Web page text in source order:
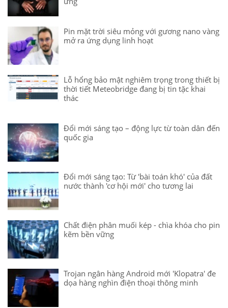
Pin mặt trời siêu mỏng với gương nano vàng
mở ra ứng dụng linh hoạt
Lỗ hổng bảo mật nghiêm trọng trong thiết bị
thời tiết Meteobridge đang bị tin tặc khai
thác
Đổi mới sáng tạo – động lực từ toàn dân đến
quốc gia
Đổi mới sáng tạo: Từ 'bài toán khó' của đất
nước thành 'cơ hội mới' cho tương lai
Chất điện phân muối kép - chìa khóa cho pin
kẽm bền vững
Trojan ngân hàng Android mới 'Klopatra' đe
dọa hàng nghìn điện thoại thông minh